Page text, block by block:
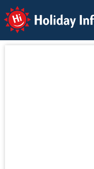
Holiday Info